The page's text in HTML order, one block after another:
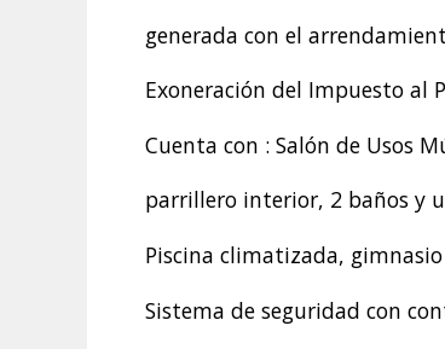
generada con el
Exoneración del Impuesto al
Cuenta con : Salón de Usos
parrillero interior, 2 baños y
Piscina climatizada,
Sistema de seguridad con